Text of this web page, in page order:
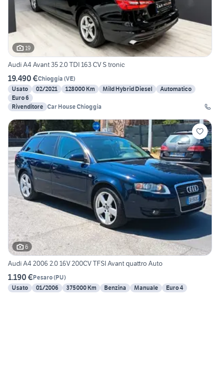
19
Audi A4 Avant 35 2.0 TDI 163 CV S tronic
19.490 €Chioggia (VE)
Usato
02/2021 128000 Km Mild Hybrid Diesel
Automatico
Euro 6
Rivenditore Car House Chioggia
6
Audi A4 2006 2.0 16V 200CV TFSI Avant quattro Auto
1.190 €Pesaro(PU)
Usato
01/2006 375000 Km Benzina Manuale Euro 4